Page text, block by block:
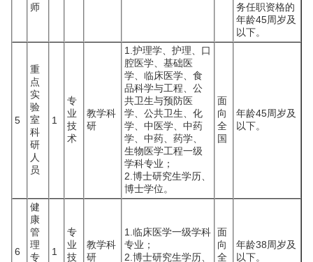
师
务任职资格的
年龄45周岁及
以下。
5
重
点
实
验
室
科
研
人
员
1
专
业
技
术
教学科
研
1.护理学、护理、口
腔医学、基础医
学、临床医学、食
品科学与工程、公
共卫生与预防医
学、公共卫生、化
学、中医学、中药
学、中药、药学、
生物医学工程一级
学科专业；
2.博士研究生学历、
博士学位。
面
向
全
国
年龄45周岁及
以下。
6
健
康
管
理
专
1
专
业
技
教学科
研
1.临床医学一级学科
专业；
2.博士研究生学历、
面
向
全
年龄38周岁及
以下。